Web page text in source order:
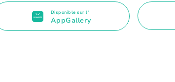
Disponible sur l'
AppGallery